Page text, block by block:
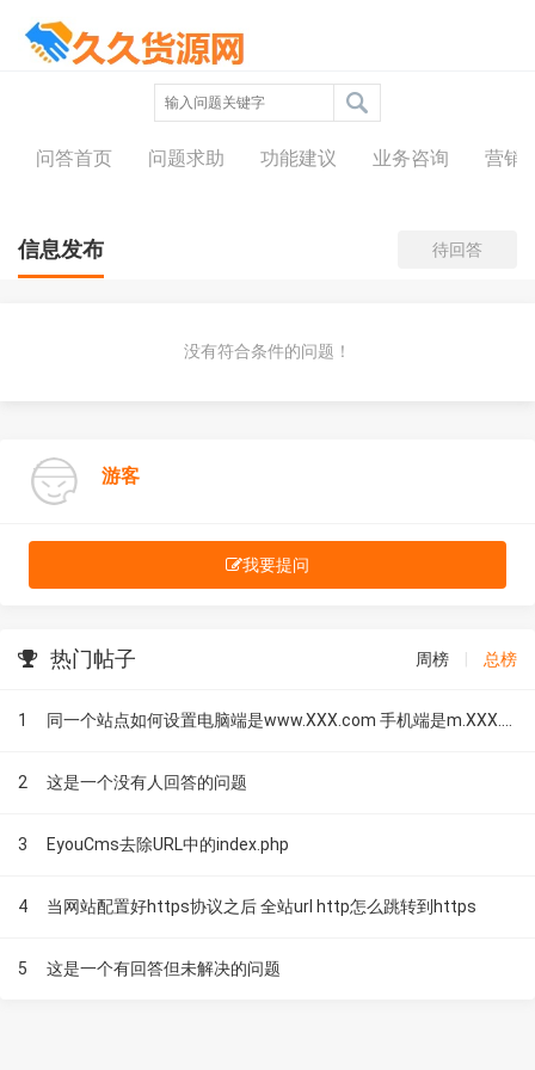
问答中心
问答首页 问题求助 功能建议 业务咨询 营销
信息发布 待回答
没有符合条件的问题！
游客
我要提问
热门帖子 周榜 总榜
1
2 这是一个没有人回答的问题
3 EyouCms去除URL中的index.php
4 当网站配置好https协议之后 全站url http怎么跳转到https
5 这是一个有回答但未解决的问题